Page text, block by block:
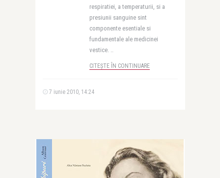
respiratiei, a temperaturii, si a
presiunii sanguine sint
componente esentiale si
fundamentale ale medicinei
vestice. ..
CITEȘTE ÎN CONTINUARE
7 iunie 2010, 14:24